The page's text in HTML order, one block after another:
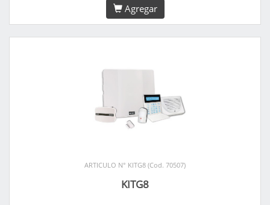
Agregar
ARTICULO N° KITG8 (Cod. 70507)
KITG8